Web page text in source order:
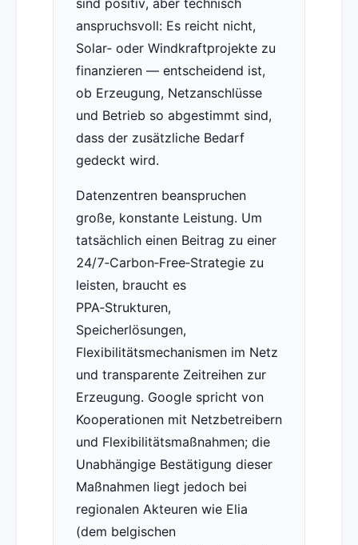
sind positiv, aber technisch
anspruchsvoll: Es reicht nicht,
Solar‑ oder Windkraftprojekte zu
finanzieren — entscheidend ist,
ob Erzeugung, Netzanschlüsse
und Betrieb so abgestimmt sind,
dass der zusätzliche Bedarf
gedeckt wird.
Datenzentren beanspruchen
große, konstante Leistung. Um
tatsächlich einen Beitrag zu einer
24/7‑Carbon‑Free‑Strategie zu
leisten, braucht es
PPA‑Strukturen,
Speicherlösungen,
Flexibilitätsmechanismen im Netz
und transparente Zeitreihen zur
Erzeugung. Google spricht von
Kooperationen mit Netzbetreibern
und Flexibilitätsmaßnahmen; die
Unabhängige Bestätigung dieser
Maßnahmen liegt jedoch bei
regionalen Akteuren wie Elia
(dem belgischen